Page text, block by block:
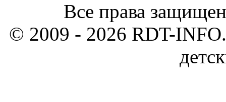
Все права
© 2009 - 2026 RDT-